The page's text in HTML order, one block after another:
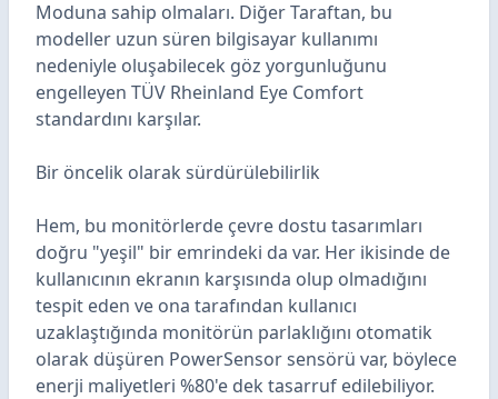
Moduna sahip olmaları. Diğer Taraftan, bu
modeller uzun süren bilgisayar kullanımı
nedeniyle oluşabilecek göz yorgunluğunu
engelleyen TÜV Rheinland Eye Comfort
standardını karşılar.
Bir öncelik olarak sürdürülebilirlik
Hem, bu monitörlerde çevre dostu tasarımları
doğru "yeşil" bir emrindeki da var. Her ikisinde de
kullanıcının ekranın karşısında olup olmadığını
tespit eden ve ona tarafından kullanıcı
uzaklaştığında monitörün parlaklığını otomatik
olarak düşüren PowerSensor sensörü var, böylece
enerji maliyetleri %80'e dek tasarruf edilebiliyor.